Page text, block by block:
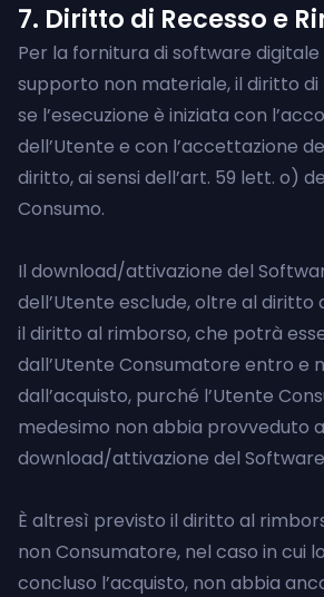
7. Diritto di Recesso e
Per la fornitura di software
supporto non materiale, il diritto di
se l’esecuzione è iniziata con
dell’Utente e con l’accettazione
diritto, ai sensi dell’art. 59 lett. o)
Consumo.
Il download/attivazione del
dell’Utente esclude, oltre al diritto
il diritto al rimborso, che potrà
dall’Utente Consumatore entro e
dall’acquisto, purché l’Utente
medesimo non abbia provveduto
download/attivazione del
È altresì previsto il diritto al
non Consumatore, nel caso in cui
concluso l’acquisto, non abbia